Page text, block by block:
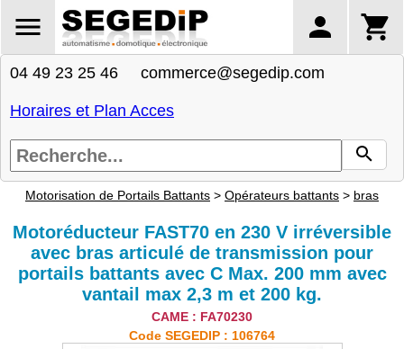
04 49 23 25 46 commerce@segedip.com
Horaires et Plan Acces
Motorisation de Portails Battants > Opérateurs battants > bras
Motoréducteur FAST70 en 230 V irréversible
avec bras articulé de transmission pour
portails battants avec C Max. 200 mm avec
vantail max 2,3 m et 200 kg.
CAME : FA70230
Code SEGEDIP : 106764